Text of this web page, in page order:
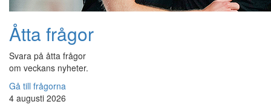
Åtta frågor
Svara på åtta frågor
om veckans nyheter.
Gå till frågorna
4 augusti 2026